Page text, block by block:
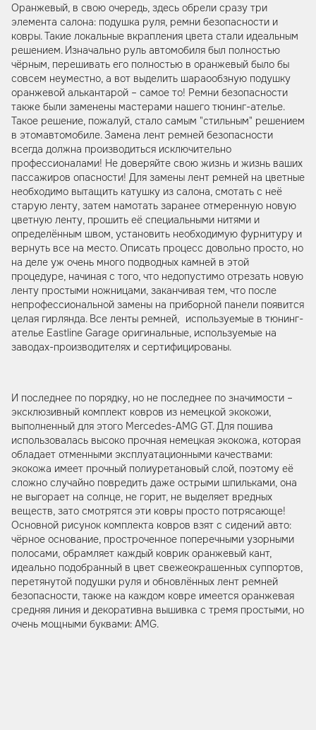
Оранжевый, в свою очередь, здесь обрели сразу три
элемента салона: подушка руля, ремни безопасности и
ковры. Такие локальные вкрапления цвета стали идеальным
решением. Изначально руль автомобиля был полностью
чёрным, перешивать его полностью в оранжевый было бы
совсем неуместно, а вот выделить шараообзную подушку
оранжевой алькантарой – самое то! Ремни безопасности
также были заменены мастерами нашего тюнинг-ателье.
Такое решение, пожалуй, стало самым "стильным" решением
в этомавтомобиле. Замена лент ремней безопасности
всегда должна производиться исключительно
профессионалами! Не доверяйте свою жизнь и жизнь ваших
пассажиров опасности! Для замены лент ремней на цветные
необходимо вытащить катушку из салона, смотать с неё
старую ленту, затем намотать заранее отмеренную новую
цветную ленту, прошить её специальными нитями и
определённым швом, установить необходимую фурнитуру и
вернуть все на место. Описать процесс довольно просто, но
на деле уж очень много подводных камней в этой
процедуре, начиная с того, что недопустимо отрезать новую
ленту простыми ножницами, заканчивая тем, что после
непрофессиональной замены на приборной панели появится
целая гирлянда. Все ленты ремней, используемые в тюнинг-
ателье Eastline Garage оригинальные, используемые на
заводах-производителях и сертифицированы.
И последнее по порядку, но не последнее по значимости –
эксклюзивный комплект ковров из немецкой экокожи,
выполненный для этого Mercedes-AMG GT. Для пошива
использовалась высоко прочная немецкая экокожа, которая
обладает отменными эксплуатационными качествами:
экокожа имеет прочный полиуретановый слой, поэтому её
сложно случайно повредить даже острыми шпильками, она
не выгорает на солнце, не горит, не выделяет вредных
веществ, зато смотрятся эти ковры просто потрясающе!
Основной рисунок комплекта ковров взят с сидений авто:
чёрное основание, простроченное поперечными узорными
полосами, обрамляет каждый коврик оранжевый кант,
идеально подобранный в цвет свежеокрашенных суппортов,
перетянутой подушки руля и обновлённых лент ремней
безопасности, также на каждом ковре имеется оранжевая
средняя линия и декоративна вышивка с тремя простыми, но
очень мощными буквами: AMG.